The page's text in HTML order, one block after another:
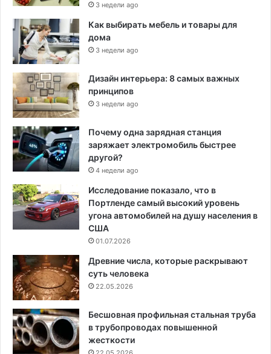
3 недели ago
Как выбирать мебель и товары для
дома
3 недели ago
Дизайн интерьера: 8 самых важных
принципов
3 недели ago
Почему одна зарядная станция
заряжает электромобиль быстрее
другой?
4 недели ago
Исследование показало, что в
Портленде самый высокий уровень
угона автомобилей на душу населения в
США
01.07.2026
Древние числа, которые раскрывают
суть человека
22.05.2026
Бесшовная профильная стальная труба
в трубопроводах повышенной
жесткости